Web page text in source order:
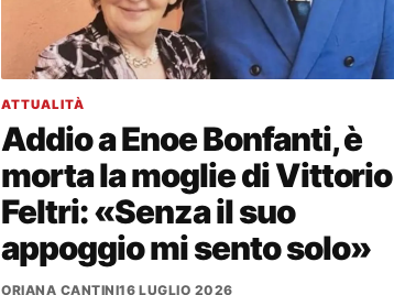
ATTUALITÀ
Addio a Enoe Bonfanti, è
morta la moglie di Vittorio
Feltri: «Senza il suo
appoggio mi sento solo»
ORIANA CANTINI16 LUGLIO 2026